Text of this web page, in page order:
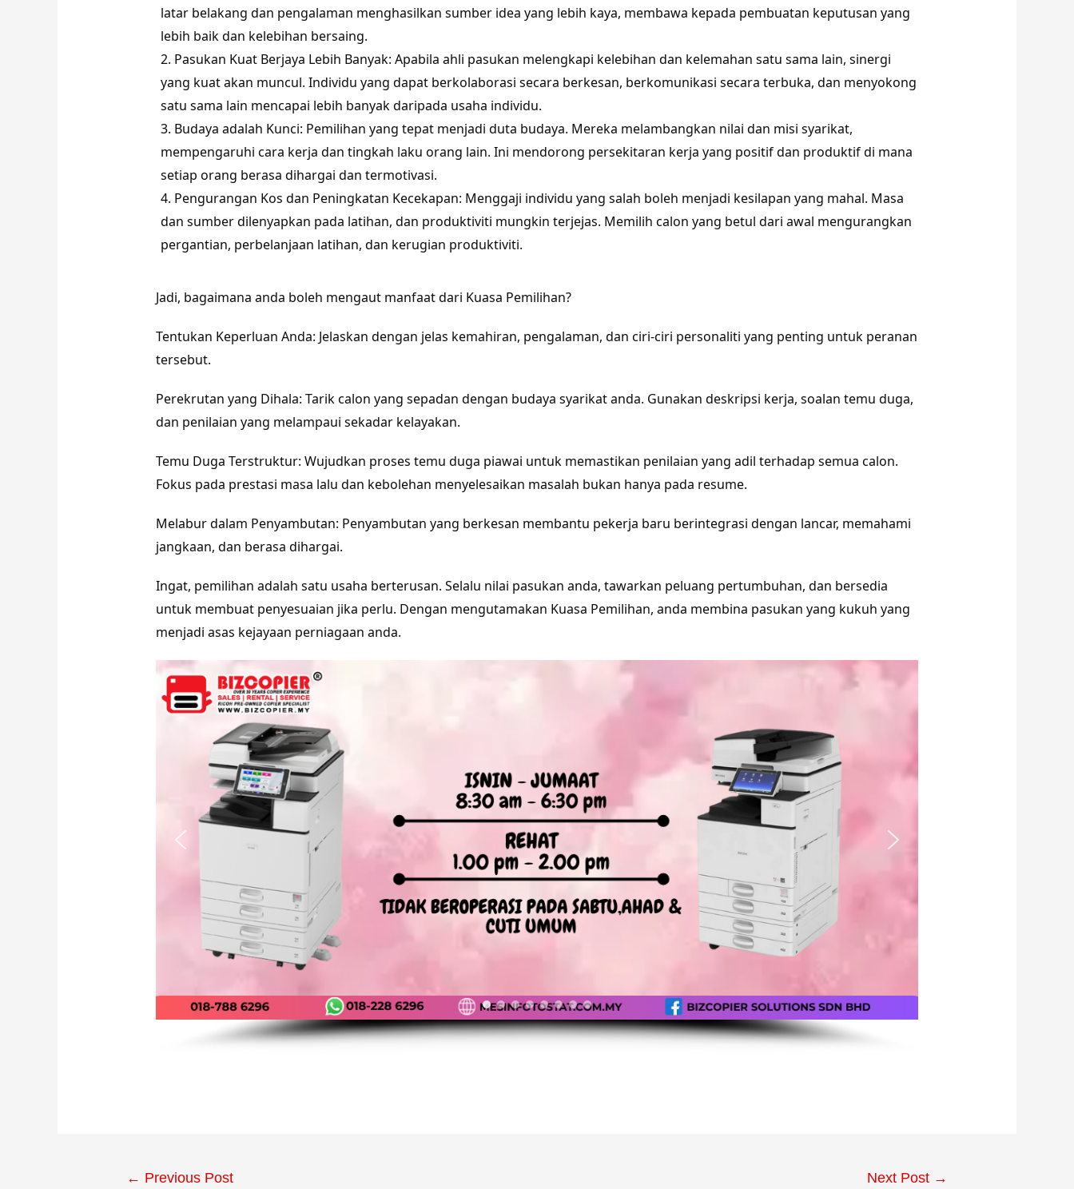
latar belakang dan pengalaman menghasilkan sumber idea yang lebih kaya, membawa kepada pembuatan keputusan yang
lebih baik dan kelebihan bersaing.
Pasukan Kuat Berjaya Lebih Banyak: Apabila ahli pasukan melengkapi kelebihan dan kelemahan satu sama lain, sinergi
yang kuat akan muncul. Individu yang dapat berkolaborasi secara berkesan, berkomunikasi secara terbuka, dan menyokong
satu sama lain mencapai lebih banyak daripada usaha individu.
Budaya adalah Kunci: Pemilihan yang tepat menjadi duta budaya. Mereka melambangkan nilai dan misi syarikat,
mempengaruhi cara kerja dan tingkah laku orang lain. Ini mendorong persekitaran kerja yang positif dan produktif di mana
setiap orang berasa dihargai dan termotivasi.
Pengurangan Kos dan Peningkatan Kecekapan: Menggaji individu yang salah boleh menjadi kesilapan yang mahal. Masa
dan sumber dilenyapkan pada latihan, dan produktiviti mungkin terjejas. Memilih calon yang betul dari awal mengurangkan
pergantian, perbelanjaan latihan, dan kerugian produktiviti.
Jadi, bagaimana anda boleh mengaut manfaat dari Kuasa Pemilihan?
Tentukan Keperluan Anda: Jelaskan dengan jelas kemahiran, pengalaman, dan ciri-ciri personaliti yang penting untuk peranan
tersebut.
Perekrutan yang Dihala: Tarik calon yang sepadan dengan budaya syarikat anda. Gunakan deskripsi kerja, soalan temu duga,
dan penilaian yang melampaui sekadar kelayakan.
Temu Duga Terstruktur: Wujudkan proses temu duga piawai untuk memastikan penilaian yang adil terhadap semua calon.
Fokus pada prestasi masa lalu dan kebolehan menyelesaikan masalah bukan hanya pada resume.
Melabur dalam Penyambutan: Penyambutan yang berkesan membantu pekerja baru berintegrasi dengan lancar, memahami
jangkaan, dan berasa dihargai.
Ingat, pemilihan adalah satu usaha berterusan. Selalu nilai pasukan anda, tawarkan peluang pertumbuhan, dan bersedia
untuk membuat penyesuaian jika perlu. Dengan mengutamakan Kuasa Pemilihan, anda membina pasukan yang kukuh yang
menjadi asas kejayaan perniagaan anda.
← Previous Post Next Post →